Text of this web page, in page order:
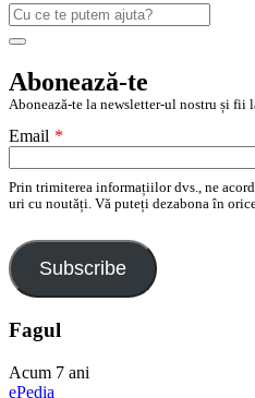
Caută
după:
Search
Abonează-te
Abonează-te la newsletter-ul nostru și fii
Email *
Prin trimiterea informațiilor dvs., ne
uri cu noutăți. Vă puteți dezabona în
Subscribe
Fagul
Acum 7 ani
ePedia